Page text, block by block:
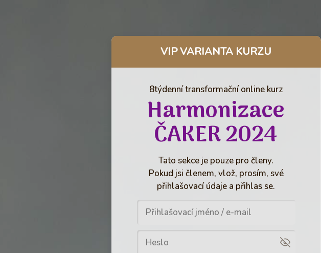
VIP VARIANTA KURZU
8týdenní transformační online kurz
Harmonizace
ČAKER 2024
Tato sekce je pouze pro členy.
Pokud jsi členem, vlož, prosím, své
přihlašovací údaje a přihlas se.